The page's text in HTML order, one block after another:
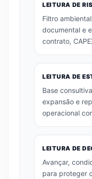
LEITURA DE
Filtro
documental e
contrato,
LEITURA DE
Base
expansão e
operacional
LEITURA DE
Avançar,
para proteger